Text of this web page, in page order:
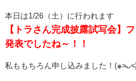
本日は1/26（土）に行われます
【トラさん完成披露試写会】
発表でしたね～！！